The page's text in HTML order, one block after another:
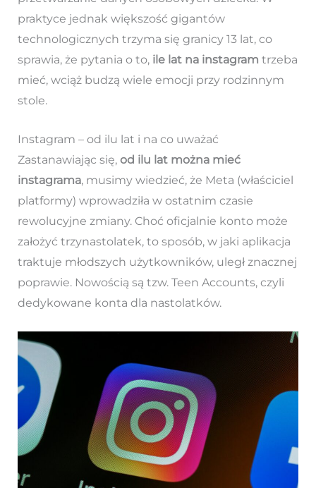
praktyce jednak większość gigantów
technologicznych trzyma się granicy 13 lat, co
sprawia, że pytania o to, ile lat na instagram trzeba
mieć, wciąż budzą wiele emocji przy rodzinnym
stole.
Instagram – od ilu lat i na co uważać
Zastanawiając się, od ilu lat można mieć
instagrama, musimy wiedzieć, że Meta (właściciel
platformy) wprowadziła w ostatnim czasie
rewolucyjne zmiany. Choć oficjalnie konto może
założyć trzynastolatek, to sposób, w jaki aplikacja
traktuje młodszych użytkowników, uległ znacznej
poprawie. Nowością są tzw. Teen Accounts, czyli
dedykowane konta dla nastolatków.